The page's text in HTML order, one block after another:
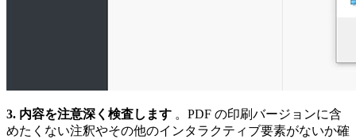
3. 内容を注意深く検査します 。PDF の印刷バージョンに含
めたくない注釈やその他のインタラクティブ要素がないか確